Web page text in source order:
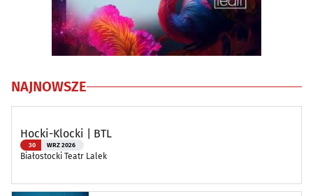
NAJNOWSZE
Hocki-Klocki | BTL
30 WRZ 2026
Białostocki Teatr Lalek